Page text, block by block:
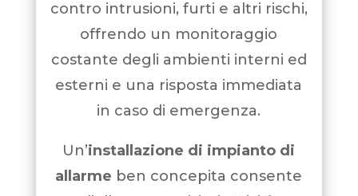
contro intrusioni, furti e altri rischi,
offrendo un monitoraggio
costante degli ambienti interni ed
esterni e una risposta immediata
in caso di emergenza.
Un’installazione di impianto di
allarme ben concepita consente